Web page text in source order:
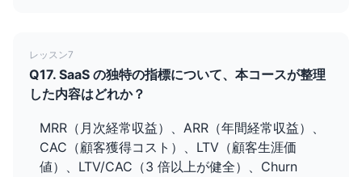
レッスン7
Q17. SaaS の独特の指標について、本コースが整理
した内容はどれか？
MRR（月次経常収益）、ARR（年間経常収益）、
CAC（顧客獲得コスト）、LTV（顧客生涯価
値）、LTV/CAC（3 倍以上が健全）、Churn